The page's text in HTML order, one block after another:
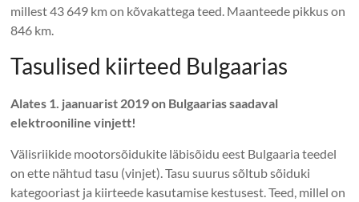
millest 43 649 km on kõvakattega teed. Maanteede pikkus on
846 km.
Tasulised kiirteed Bulgaarias
Alates 1. jaanuarist 2019 on Bulgaarias saadaval
elektrooniline vinjett!
Välisriikide mootorsõidukite läbisõidu eest Bulgaaria teedel
on ette nähtud tasu (vinjet). Tasu suurus sõltub sõiduki
kategooriast ja kiirteede kasutamise kestusest. Teed, millel on